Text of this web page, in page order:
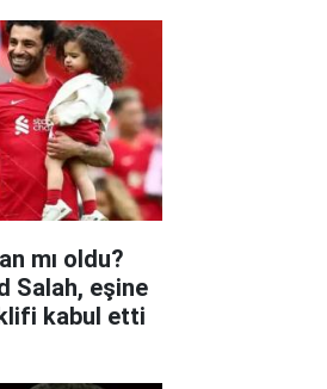
mı oldu?
Salah, eşine
kabul etti